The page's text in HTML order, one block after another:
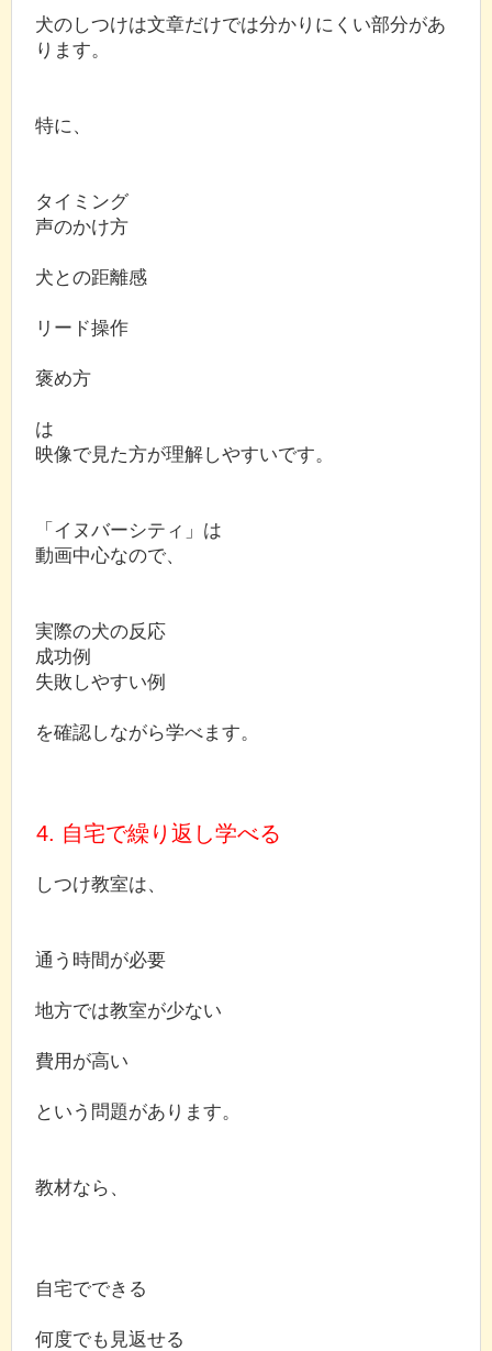
犬のしつけは文章だけでは分かりにくい部分があ
ります。
特に、
タイミング
声のかけ方
犬との距離感
リード操作
褒め方
は
映像で見た方が理解しやすいです。
「イヌバーシティ」は
動画中心なので、
実際の犬の反応
成功例
失敗しやすい例
を確認しながら学べます。
4. 自宅で繰り返し学べる
しつけ教室は、
通う時間が必要
地方では教室が少ない
費用が高い
という問題があります。
教材なら、
自宅でできる
何度でも見返せる